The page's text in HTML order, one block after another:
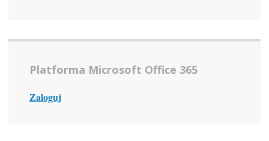
Platforma Microsoft Office 365
Zaloguj